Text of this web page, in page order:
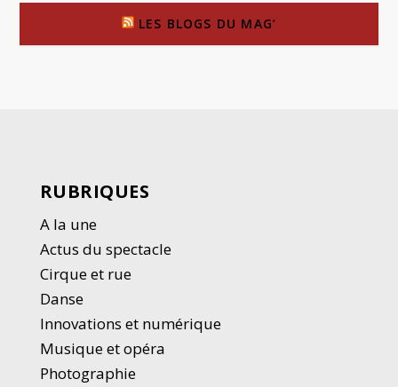
LES BLOGS DU MAG’
RUBRIQUES
A la une
Actus du spectacle
Cirque et rue
Danse
Innovations et numérique
Musique et opéra
Photographie